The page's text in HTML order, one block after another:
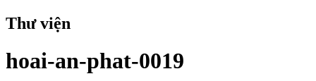
Thư viện
hoai-an-phat-0019